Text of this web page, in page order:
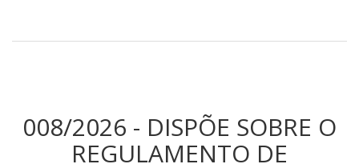
008/2026 - DISPÕE SOBRE O
REGULAMENTO DE